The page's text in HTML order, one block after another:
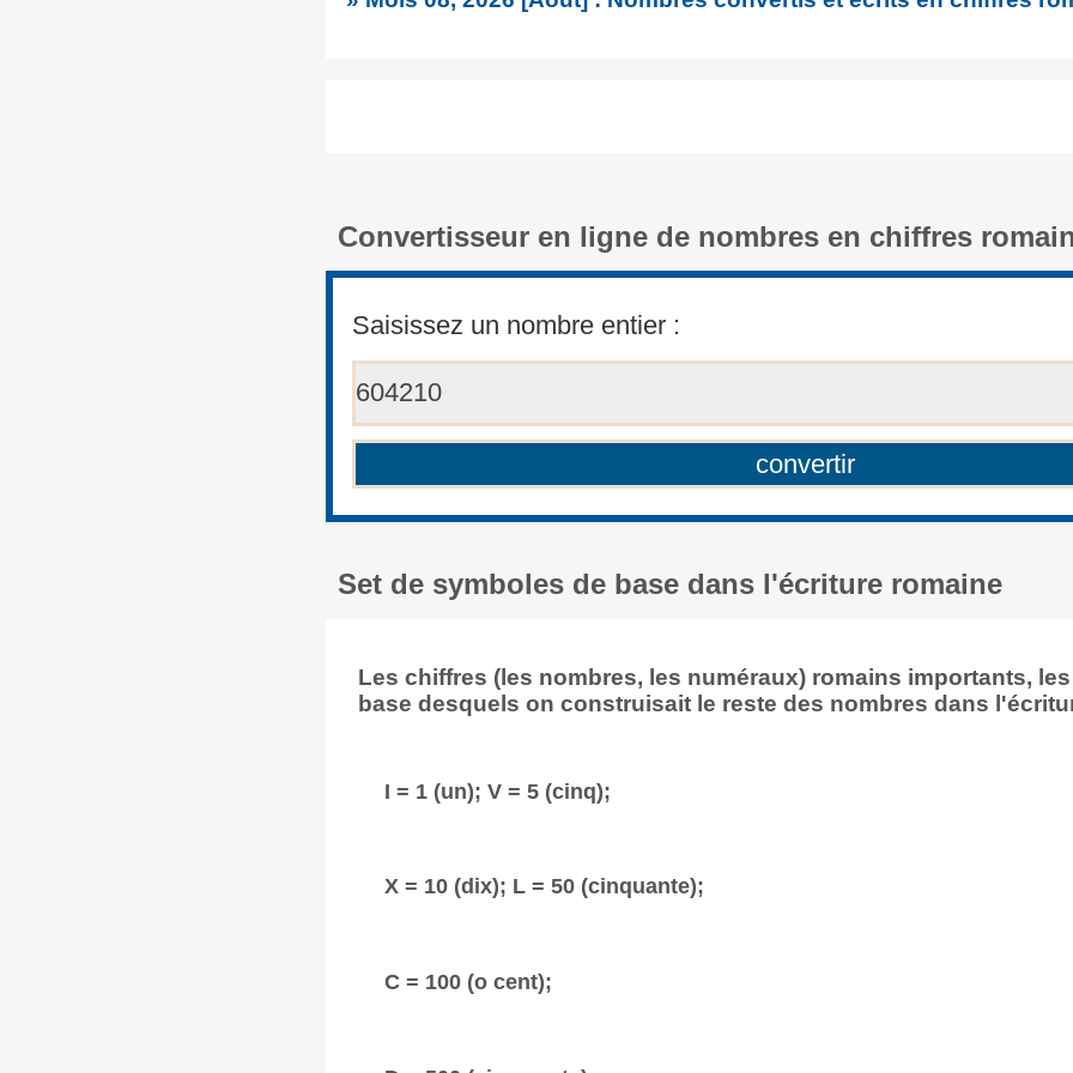
Convertisseur en ligne de nombres en chiffres
Saisissez un nombre entier :
Set de symboles de base dans l'écriture romaine
Les chiffres (les nombres, les numéraux) romains importants,
base desquels on construisait le reste des nombres dans
I = 1 (un); V = 5 (cinq);
X = 10 (dix); L = 50 (cinquante);
C = 100 (o cent);